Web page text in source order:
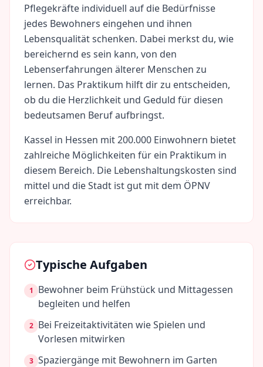
Pflegekräfte individuell auf die Bedürfnisse
jedes Bewohners eingehen und ihnen
Lebensqualität schenken. Dabei merkst du, wie
bereichernd es sein kann, von den
Lebenserfahrungen älterer Menschen zu
lernen. Das Praktikum hilft dir zu entscheiden,
ob du die Herzlichkeit und Geduld für diesen
bedeutsamen Beruf aufbringst.
Kassel in Hessen mit200.000 Einwohnern bietet
zahlreiche Möglichkeiten für ein Praktikum in
diesem Bereich. Die Lebenshaltungskosten sind
mittel und die Stadt ist gut mit dem ÖPNV
erreichbar.
Typische Aufgaben
1
Bewohner beim Frühstück und Mittagessen
begleiten und helfen
2 Bei Freizeitaktivitäten wie Spielen und
Vorlesen mitwirken
3 Spaziergänge mit Bewohnern im Garten